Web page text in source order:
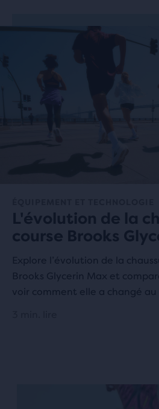
L'évolution de la
course Brooks
Explore l’évolution de la
Brooks Glycerin Max et
voir comment elle a changé au